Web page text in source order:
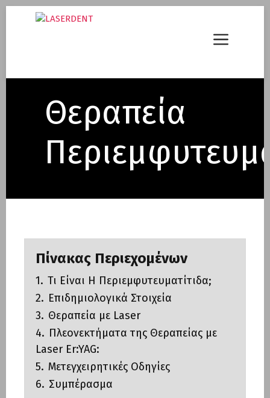
Μετάβαση
Menu
Θεραπεία
Πίνακας Περιεχομένων
1. Τι Είναι Η Περιεμφυτευματίτιδα;
2. Επιδημιολογικά Στοιχεία
3. Θεραπεία με Laser
4. Πλεονεκτήματα της Θεραπείας με
Laser Er:YAG:
5. Μετεγχειρητικές Οδηγίες
6. Συμπέρασμα